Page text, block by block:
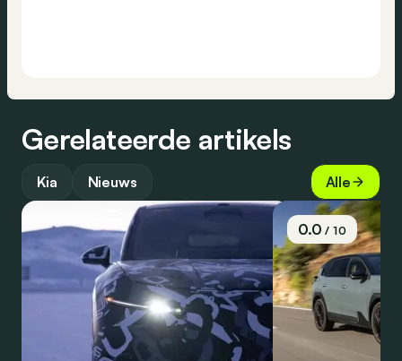
Gerelateerde artikels
Kia Nieuws Alle
0.0/ 10